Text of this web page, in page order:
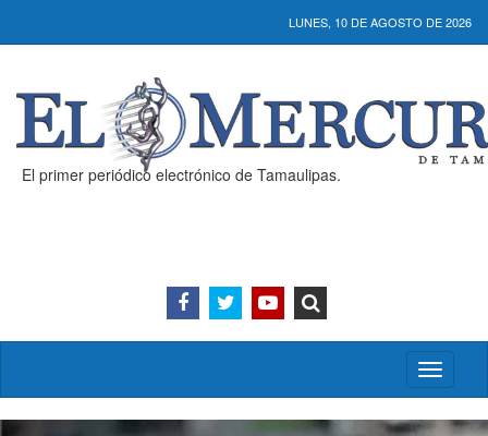
LUNES, 10 DE AGOSTO DE 2026
El primer periódico electrónico de Tamaulipas.
Activar/
menú